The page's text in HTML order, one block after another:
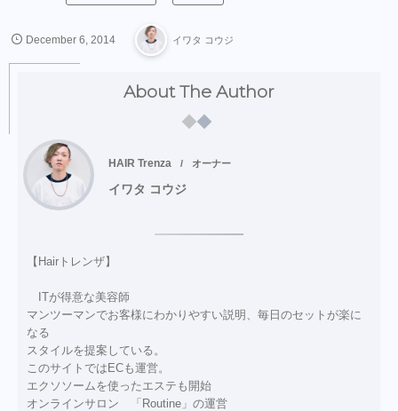
December 6 2014 イワタ コウジ
About The Author
HAIR Trenza オーナー
イワタ コウジ
【Hairトレンザ】
ITが得意な美容師
マンツーマンでお客様にわかりやすい説明、毎日のセットが楽に
なる
スタイルを提案している。
このサイトではECも運営。
エクソソームを使ったエステも開始
オンラインサロン 「Routine」の運営